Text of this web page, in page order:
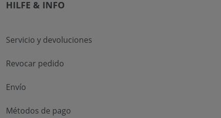
HILFE & INFO
Servicio y devoluciones
Revocar pedido
Envío
Métodos de pago